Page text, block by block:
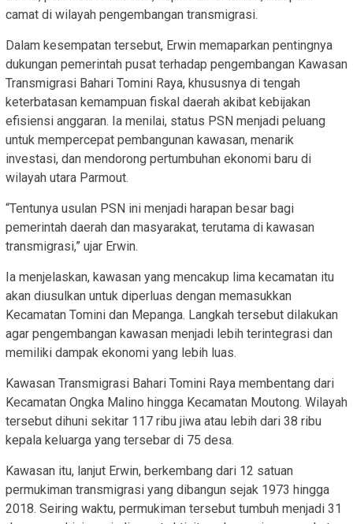
camat di wilayah pengembangan transmigrasi.
Dalam kesempatan tersebut, Erwin memaparkan pentingnya
dukungan pemerintah pusat terhadap pengembangan Kawasan
Transmigrasi Bahari Tomini Raya, khususnya di tengah
keterbatasan kemampuan fiskal daerah akibat kebijakan
efisiensi anggaran. Ia menilai, status PSN menjadi peluang
untuk mempercepat pembangunan kawasan, menarik
investasi, dan mendorong pertumbuhan ekonomi baru di
wilayah utara Parmout.
“Tentunya usulan PSN ini menjadi harapan besar bagi
pemerintah daerah dan masyarakat, terutama di kawasan
transmigrasi,” ujar Erwin.
Ia menjelaskan, kawasan yang mencakup lima kecamatan itu
akan diusulkan untuk diperluas dengan memasukkan
Kecamatan Tomini dan Mepanga. Langkah tersebut dilakukan
agar pengembangan kawasan menjadi lebih terintegrasi dan
memiliki dampak ekonomi yang lebih luas.
Kawasan Transmigrasi Bahari Tomini Raya membentang dari
Kecamatan Ongka Malino hingga Kecamatan Moutong. Wilayah
tersebut dihuni sekitar 117 ribu jiwa atau lebih dari 38 ribu
kepala keluarga yang tersebar di 75 desa.
Kawasan itu, lanjut Erwin, berkembang dari 12 satuan
permukiman transmigrasi yang dibangun sejak 1973 hingga
2018. Seiring waktu, permukiman tersebut tumbuh menjadi 31